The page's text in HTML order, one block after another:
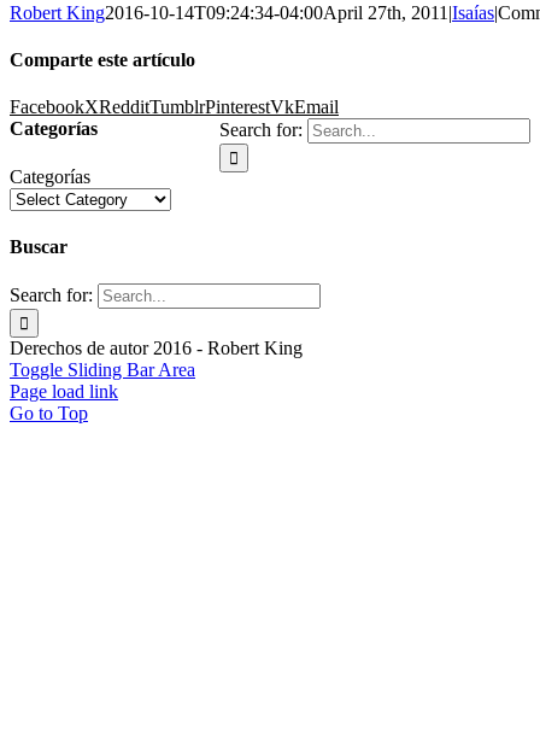
Robert King2016-10-14T09:24:34-04:00April 27th, 2011 |Isaías|
Comparte este artículo
FacebookXRedditTumblrPinterestVkEmail
Search for:
Categorías
Categorías
Buscar
Search for:
Derechos de autor 2016 - Robert King
Toggle Sliding Bar Area
Page load link
Go to Top